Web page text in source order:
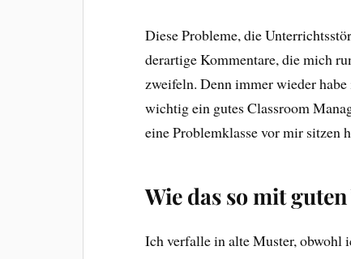
Diese Probleme, die
derartige Kommentare, die mich
zweifeln. Denn immer wieder
wichtig ein gutes Classroom
eine Problemklasse vor mir sitzen
Wie das so mit
Ich verfalle in alte Muster, obwohl